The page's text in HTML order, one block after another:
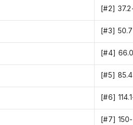
[#2]
[#3]
[#4]
[#5]
[#6]
[#7] 150-